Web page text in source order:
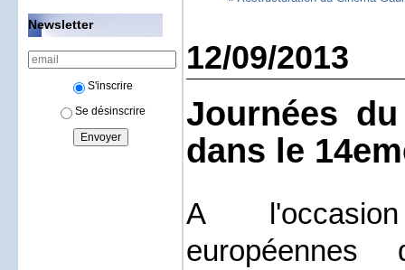
Newsletter
S'inscrire
Se désinscrire
12/09/2013
Journées
dans le
A